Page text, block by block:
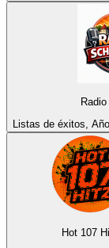
Listas de éxitos,
Hot 107